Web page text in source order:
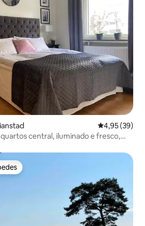
4,95 de uma
4,95 (39)
central, iluminado e fresco,